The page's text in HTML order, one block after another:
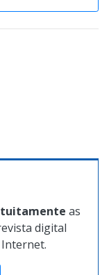
página na
de conversão.